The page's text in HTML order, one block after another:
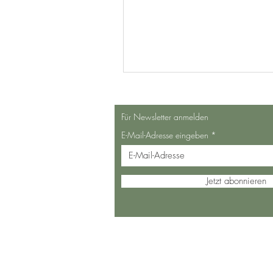
Für Newsletter anmelden
E-Mail-Adresse eingeben
Jetzt abonnieren